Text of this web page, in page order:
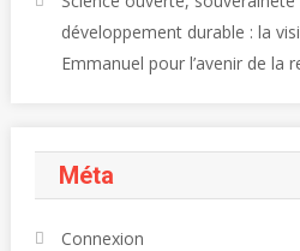
développement durable : la
Emmanuel pour l’avenir de la
Méta
Connexion